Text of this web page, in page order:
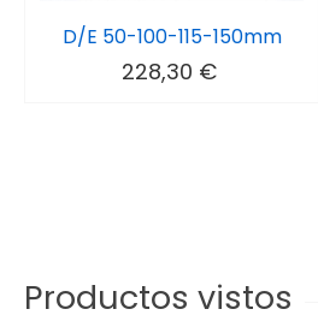
D/E 50-100-115-150mm
228,30 €
Productos vistos